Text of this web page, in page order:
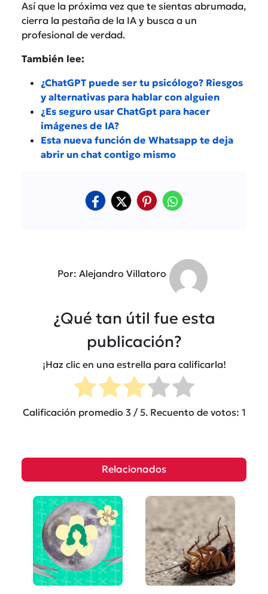
Así que la próxima vez que te sientas abrumada,
cierra la pestaña de la IA y busca a un
profesional de verdad.
También lee:
¿ChatGPT puede ser tu psicólogo? Riesgos
y alternativas para hablar con alguien
¿Es seguro usar ChatGpt para hacer
imágenes de IA?
Esta nueva función de Whatsapp te deja
abrir un chat contigo mismo
Por: Alejandro Villatoro
¿Qué tan útil fue esta
publicación?
¡Haz clic en una estrella para calificarla!
Calificación promedio 3/ 5. Recuento de votos: 1
Relacionados